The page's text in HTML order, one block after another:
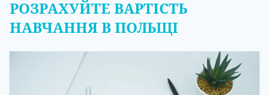
РОЗРАХУЙТЕ ВАРТІСТЬ
НАВЧАННЯ В ПОЛЬЩІ